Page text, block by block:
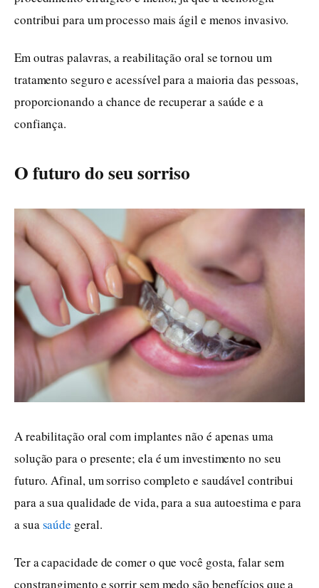
contribui para um processo mais ágil e menos invasivo.
Em outras palavras, a reabilitação oral se tornou um
tratamento seguro e acessível para a maioria das pessoas,
proporcionando a chance de recuperar a saúde e a
confiança.
O futuro do seu sorriso
A reabilitação oral com implantes não é apenas uma
solução para o presente; ela é um investimento no seu
futuro. Afinal, um sorriso completo e saudável contribui
para a sua qualidade de vida, para a sua autoestima e para
a suasaúde geral.
Ter a capacidade de comer o que você gosta, falar sem
constrangimento e sorrir sem medo são benefícios que a